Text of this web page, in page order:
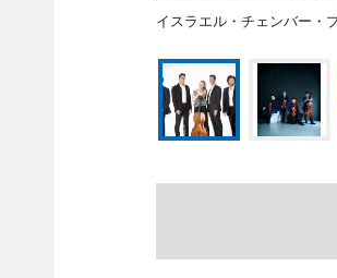
イスラエル・チェンバー・